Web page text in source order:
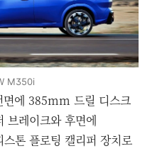
M350i
에 385mm 드릴 디스크
브레이크와 후면에
톤 플로팅 캘리퍼 장치로